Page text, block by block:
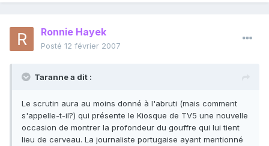
Ronnie Hayek
Posté 12 février 2007
Taranne a dit :
Le scrutin aura au moins donné à l'abruti (mais comment
s'appelle-t-il?) qui présente le Kiosque de TV5 une nouvelle
occasion de montrer la profondeur du gouffre qui lui tient
lieu de cerveau. La journaliste portugaise ayant mentionné